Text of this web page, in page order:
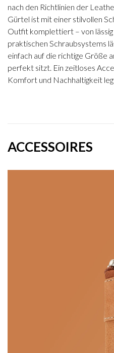
nach den Richtlinien der
Gürtel ist mit einer stilvollen
Outfit komplettiert – von
praktischen Schraubsystems
einfach auf die richtige Größe
perfekt sitzt. Ein zeitloses
Komfort und Nachhaltigkeit
ACCESSOIRES